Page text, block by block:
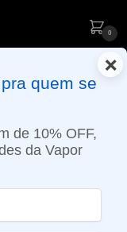
0
A SEX): PEDIDOS
×
quem se
de 10% OFF,
da Vapor